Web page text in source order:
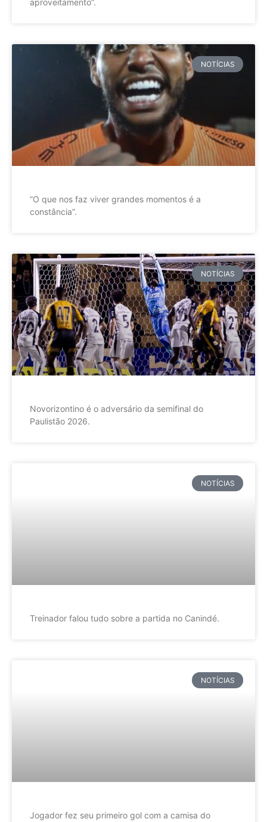
aproveitamento”.
NOTÍCIAS
”O que nos faz viver grandes momentos é a
constância”.
NOTÍCIAS
Novorizontino é o adversário da semifinal do
Paulistão 2026.
NOTÍCIAS
Treinador falou tudo sobre a partida no Canindé.
NOTÍCIAS
Jogador fez seu primeiro gol com a camisa do